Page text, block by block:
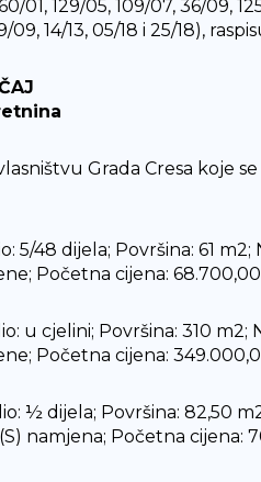
129/05, 109/07, 36/09,
14/13, 05/18 i 25/18),
Grada Cresa koje
5/48 dijela; Površina: 61
Početna cijena:
u cjelini; Površina: 310 m2;
Početna cijena:
½ dijela; Površina: 82,50
namjena; Početna cijena: